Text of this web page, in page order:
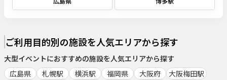
ご利用目的別の施設を人気エリアから探す
大型イベントにおすすめの施設を人気エリアから探す
広島県
札幌駅 横浜駅 福岡県 大阪府
大阪梅田駅